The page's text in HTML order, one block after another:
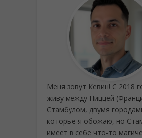
Меня зовут Кевин! С 2018
живу между Ниццей
Стамбулом, двумя
которые я обожаю, но
имеет в себе что-то